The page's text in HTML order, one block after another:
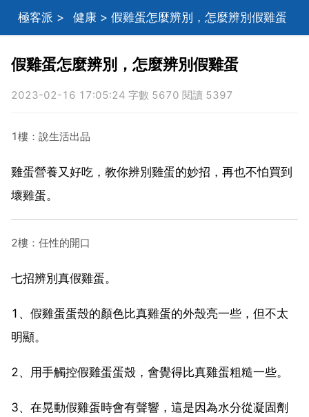
極客派 > 健康 > 假雞蛋怎麼辨別，怎麼辨別假雞蛋
假雞蛋怎麼辨別，怎麼辨別假雞蛋
2023-02-16 17:05:24 字數 5670 閱讀 5397
1樓：說生活出品
雞蛋營養又好吃，教你辨別雞蛋的妙招，再也不怕買到
壞雞蛋。
2樓：任性的開口
七招辨別真假雞蛋。
1、假雞蛋蛋殼的顏色比真雞蛋的外殼亮一些，但不太
明顯。
2、用手觸控假雞蛋蛋殼，會覺得比真雞蛋粗糙一些。
3、在晃動假雞蛋時會有聲響，這是因為水分從凝固劑